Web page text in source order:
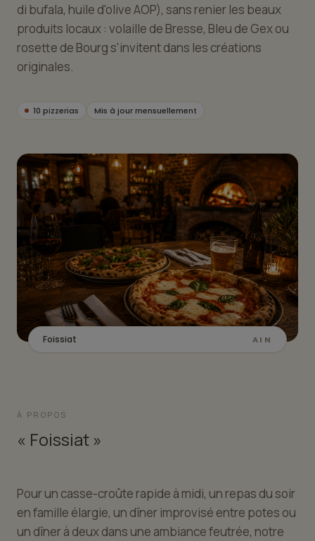
di bufala, huile d'olive AOP), sans renier les beaux
produits locaux : volaille de Bresse, Bleu de Gex ou
rosette de Bourg s'invitent dans les créations
originales.
10 pizzerias Mis à jour mensuellement
Foissiat AIN
À PROPOS
« Foissiat »
Pour un casse-croûte rapide à midi, un repas du soir
en famille élargie, un dîner improvisé entre potes ou
un dîner à deux dans une ambiance feutrée, notre